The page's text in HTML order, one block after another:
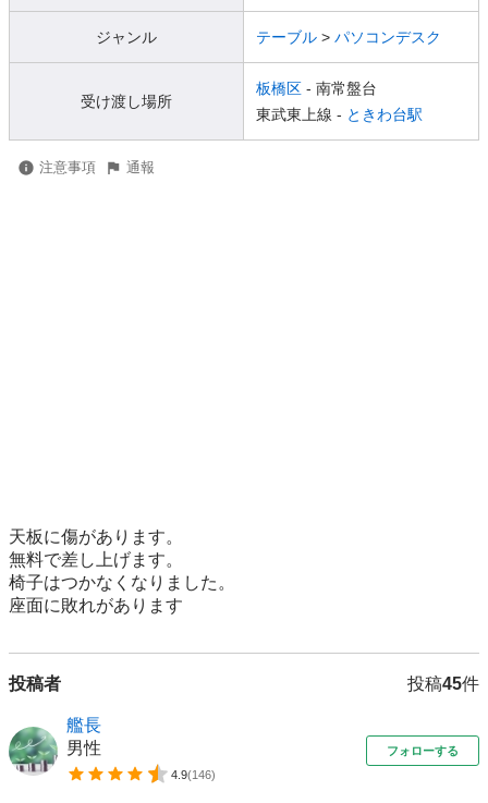
ジャンル テーブル > パソコンデスク
受け渡し場所
板橋区 - 南常盤台
東武東上線 - ときわ台駅
注意事項 通報
天板に傷があります。
無料で差し上げます。
椅子はつかなくなりました。
座面に敗れがあります
投稿者 投稿45件
艦長
男性
4.9(146)
フォローする